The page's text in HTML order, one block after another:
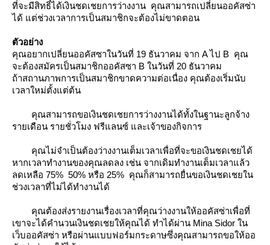
ที่จะมีสิทธิ์ได้เงินชดเชยการว่างงาน คุณสามารถเปลี่ยนออคัสซ่า
ได้ แต่ช่วงเวลาการเป็นสมาชิกจะต้องไม่ขาดตอน
ตัวอย่าง
คุณอยากเปลี่ยนออคัสซาในวันที่ 19 ธันวาคม จาก A ไป B คุณ
จะต้องสมัครเป็นสมาชิกออคัสซา B ในวันที่ 20 ธันวาคม
ถ้าสถานภาพการเป็นสมาชิกขาดความต่อเนื่อง คุณต้องเริ่มนับ
เวลาใหม่ตั้งแต่ต้น
คุณสามารถขอเงินชดเชยการว่างงานได้ทั้งในฐานะลูกจ้าง
รายเดือน รายชั่วโมง ฟรีแลนซ์ และเจ้าของกิจการ
คุณไม่จำเป็นต้องว่างงานเต็มเวลาเพื่อที่จะขอเงินชดเชยได้
หากเวลาทำงานของคุณลดลง เช่น จากเดิมทำงานเต็มเวลาแล้ว
ลดเหลือ 75% 50% หรือ 25% คุณก็สามารถยื่นขอเงินชดเชยใน
ช่วงเวลาที่ไม่ได้ทำงานได้
คุณต้องส่งรายงานเรื่องเวลาที่คุณว่างงานให้ออคัสซ่าเพื่อที่
เขาจะได้คำนวนเงินชดเชยให้คุณได้ ทำได้ผ่าน Mina Sidor ใน
เว็บออคัสซ่า หรือผ่านแบบฟอร์มกระดาษซึ่งคุณสามารถขอให้ออ